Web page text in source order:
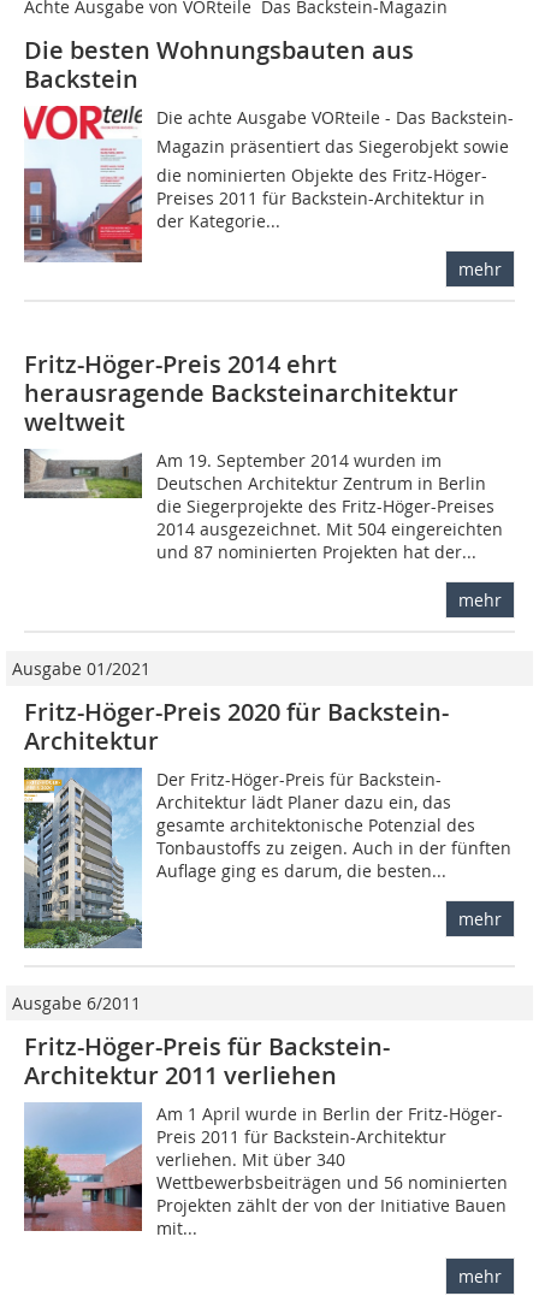
Achte Ausgabe von VORteile  Das Backstein-Magazin
Die besten Wohnungsbauten aus
Backstein
Die achte Ausgabe VORteile - Das Backstein-
Magazin präsentiert das Siegerobjekt sowie
die nominierten Objekte des Fritz-Höger-
Preises 2011 für Backstein-Architektur in
der Kategorie...
mehr
Fritz-Höger-Preis 2014 ehrt
herausragende Backsteinarchitektur
weltweit
Am 19. September 2014 wurden im
Deutschen Architektur Zentrum in Berlin
die Siegerprojekte des Fritz-Höger-Preises
2014 ausgezeichnet. Mit 504 eingereichten
und 87 nominierten Projekten hat der...
mehr
Ausgabe 01/2021
Fritz-Höger-Preis 2020 für Backstein-
Architektur
Der Fritz-Höger-Preis für Backstein-
Architektur lädt Planer dazu ein, das
gesamte architektonische Potenzial des
Tonbaustoffs zu zeigen. Auch in der fünften
Auflage ging es darum, die besten...
mehr
Ausgabe 6/2011
Fritz-Höger-Preis für Backstein-
Architektur 2011 verliehen
Am 1 April wurde in Berlin der Fritz-Höger-
Preis 2011 für Backstein-Architektur
verliehen. Mit über 340
Wettbewerbsbeiträgen und 56 nominierten
Projekten zählt der von der Initiative Bauen
mit...
mehr